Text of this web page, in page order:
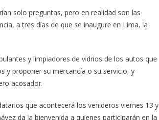
solo preguntas, pero en realidad son las
a tres días de que se inaugure en Lima, la
y limpiadores de vidrios de los autos que
y proponer su mercancía o su servicio, y
acosador.
que acontecerá los venideros viernes 13 y
da la bienvenida a quienes participarán en la